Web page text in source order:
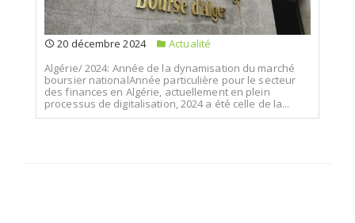
20 décembre 2024
Actualité
Algérie/ 2024: Année de la dynamisation du marché
boursier nationalAnnée particulière pour le secteur
des finances en Algérie, actuellement en plein
processus de digitalisation, 2024 a été celle de la...